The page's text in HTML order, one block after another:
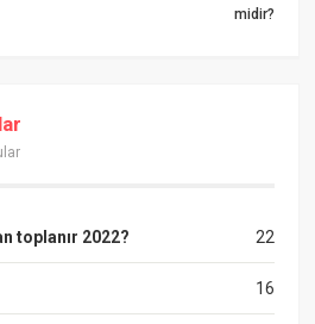
midir?
22
toplanır 2022?
16